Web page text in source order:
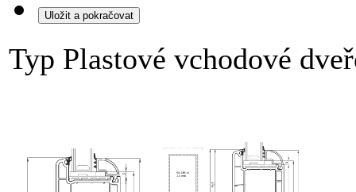
Typ Plastové vchodové